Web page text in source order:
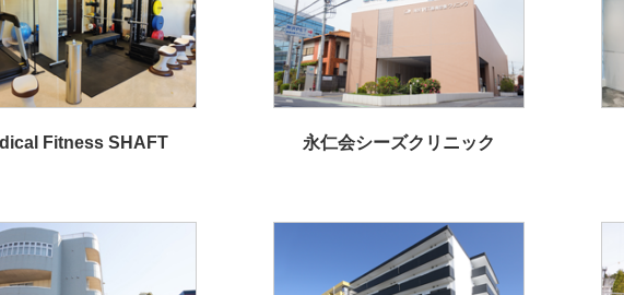
Fitness SHAFT 永仁会シーズクリニック